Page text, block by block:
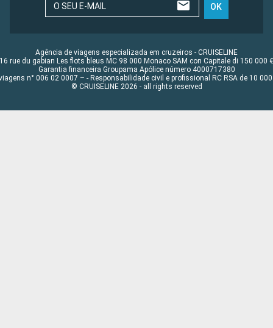
O SEU E-MAIL OK
Agência de viagens especializada em cruzeiros - CRUISELINE
16 rue du gabian Les flots bleus MC 98 000 Monaco SAM con Capitale di 150 000 €
Garantia financeira Groupama Apólice número 4000717380
n° 006 02 0007 – - Responsabilidade civil e profissional RC RSA de 10 000
© CRUISELINE 2026 - all rights reserved